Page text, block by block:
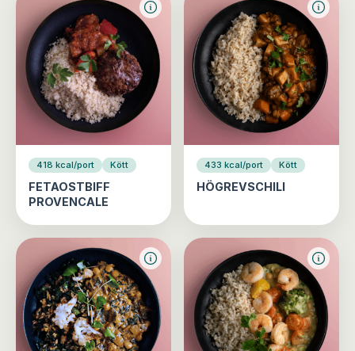
418 kcal/port Kött
FETAOSTBIFF
PROVENCALE
433 kcal/port Kött
HÖGREVSCHILI